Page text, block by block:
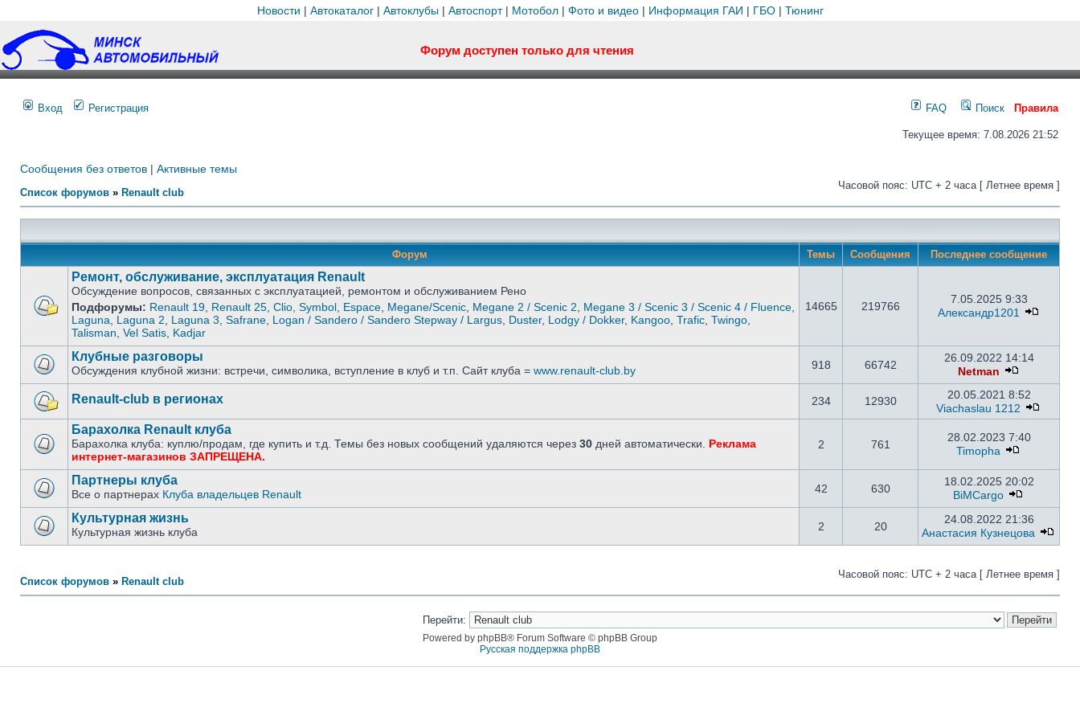
Новости | Автокаталог| Автоклубы| Автоспорт| Мотобол| Фото и видео| Информация ГАИ | ГБО| Тюнинг
Форум доступен только для чтения
Вход Регистрация FAQ Поиск Правила
Текущее время: 7.08.2026 21:52
Сообщения без ответов | Активные темы
Список форумов » Renault club
Часовой пояс: UTC + 2 часа [ Летнее время ]
Форум Темы Сообщения Последнее сообщение
Ремонт, обслуживание, эксплуатация Renault
Обсуждение вопросов, связанных с эксплуатацией, ремонтом и обслуживанием Рено
Подфорумы: Renault 19 Renault 25 Clio, Symbol Espace Megane/Scenic Megane 2 / Scenic 2 Megane 3 / Scenic 3 / Scenic 4 / Fluence
Laguna
Laguna 2 Laguna 3 Safrane Logan / Sandero / Sandero Stepway / Largus Duster, Lodgy / Dokker, Kangoo Trafic Twingo
Talisman Vel Satis Kadjar
14665 219766
7.05.2025 9:33
Александр1201
Клубные разговоры
Обсуждения клубной жизни: встречи, символика, вступление в клуб и т.п. Сайт клуба = www.renault-club.by 918 66742
26.09.2022 14:14
Netman
Renault-club в регионах 234 12930
20.05.2021 8:52
Viachaslau 1212
Барахолка Renault клуба
Барахолка клуба: куплю/продам, где купить и т.д. Темы без новых сообщений удаляются через 30 дней автоматически. Реклама
интернет-магазинов ЗАПРЕЩЕНА.
2 761
28.02.2023 7:40
Timopha
Партнеры клуба
Все о партнерах Клуба владельцев Renault 42 630
18.02.2025 20:02
BiMCargo
Культурная жизнь
Культурная жизнь клуба 2 20
24.08.2022 21:36
Анастасия Кузнецова
Список форумов » Renault club
Часовой пояс: UTC + 2 часа [ Летнее время ]
Перейти:
Powered by phpBB® Forum Software © phpBB Group
Русская поддержка phpBB